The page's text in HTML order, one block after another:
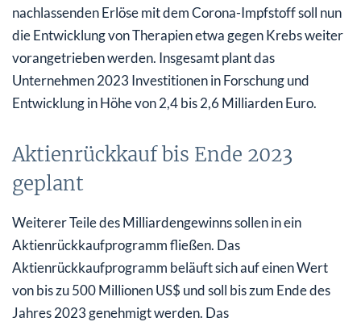
nachlassenden Erlöse mit dem Corona-Impfstoff soll nun
die Entwicklung von Therapien etwa gegen Krebs weiter
vorangetrieben werden. Insgesamt plant das
Unternehmen 2023 Investitionen in Forschung und
Entwicklung in Höhe von 2,4 bis 2,6 Milliarden Euro.
Aktienrückkauf bis Ende 2023
geplant
Weiterer Teile des Milliardengewinns sollen in ein
Aktienrückkaufprogramm fließen. Das
Aktienrückkaufprogramm beläuft sich auf einen Wert
von bis zu 500 Millionen US$ und soll bis zum Ende des
Jahres 2023 genehmigt werden. Das